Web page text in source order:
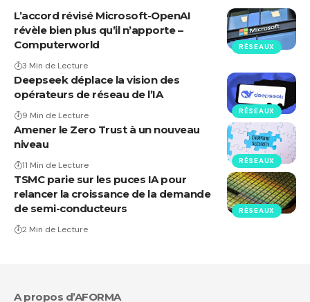
RÉSEAUX
L’accord révisé Microsoft-OpenAI
révèle bien plus qu’il n’apporte –
Computerworld
3 Min de Lecture
RÉSEAUX
Deepseek déplace la vision des
opérateurs de réseau de l’IA
9 Min de Lecture
RÉSEAUX
Amener le Zero Trust à un nouveau
niveau
11 Min de Lecture
RÉSEAUX
TSMC parie sur les puces IA pour
relancer la croissance de la demande
de semi-conducteurs
2 Min de Lecture
A propos d’AFORMA